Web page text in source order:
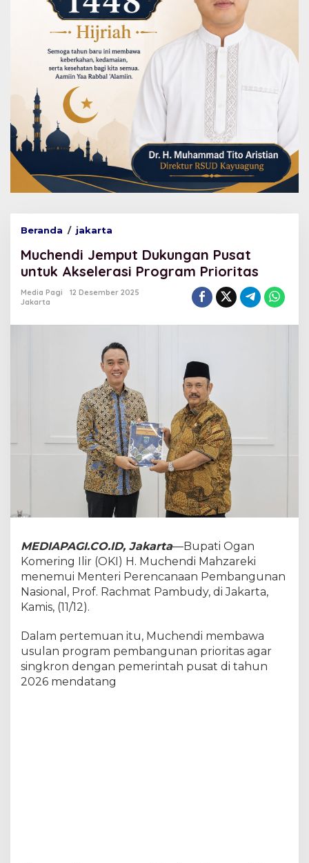
Beranda / jakarta
c
h
e
n
e
m
p
u
t
D
u
k
u
n
g
a
n
u
a
t
u
n
t
k
s
e
l
e
Muchendi Jemput Dukungan Pusat
untuk Akselerasi Program Prioritas
Media Pagi
12 Desember 2025
Jakarta
MEDIAPAGI.CO.ID, Jakarta—Bupati Ogan
Komering Ilir (OKI) H. Muchendi Mahzareki
menemui Menteri Perencanaan Pembangunan
Nasional, Prof. Rachmat Pambudy, di Jakarta,
Kamis, (11/12).
Dalam pertemuan itu, Muchendi membawa
usulan program pembangunan prioritas agar
singkron dengan pemerintah pusat di tahun
2026 mendatang